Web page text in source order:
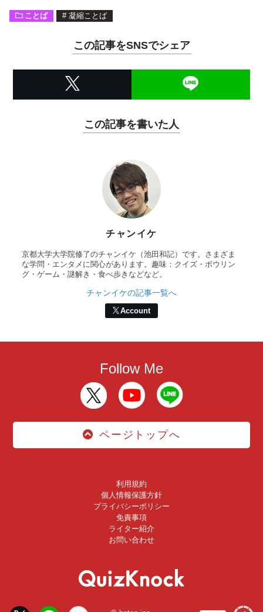
ことば # 凝縮ことば
この記事をSNSでシェア
この記事を書いた人
チャンイケ
京都大学大学院修了のチャンイケ（池田和記）です。さまざま
な学問・エンタメに関心があります。趣味：クイズ・ボウリン
グ・ゲーム・謎解き・食べ歩きなどなど。
チャンイケの記事一覧へ
Account
Follow Me
ページトップへ
利用規約
個人情報保護方針
プライバシーポリシー
免責事項
ライター紹介
お問い合わせ